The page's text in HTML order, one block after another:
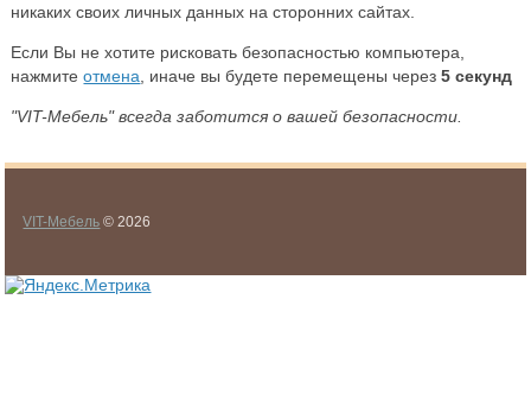
никаких своих личных данных на сторонних сайтах.
Если Вы не хотите рисковать безопасностью компьютера,
нажмитеотмена , иначе вы будете перемещены через5 секунд
"VIT-Мебель" всегда заботится о вашей безопасности.
VIT-Мебель © 2026